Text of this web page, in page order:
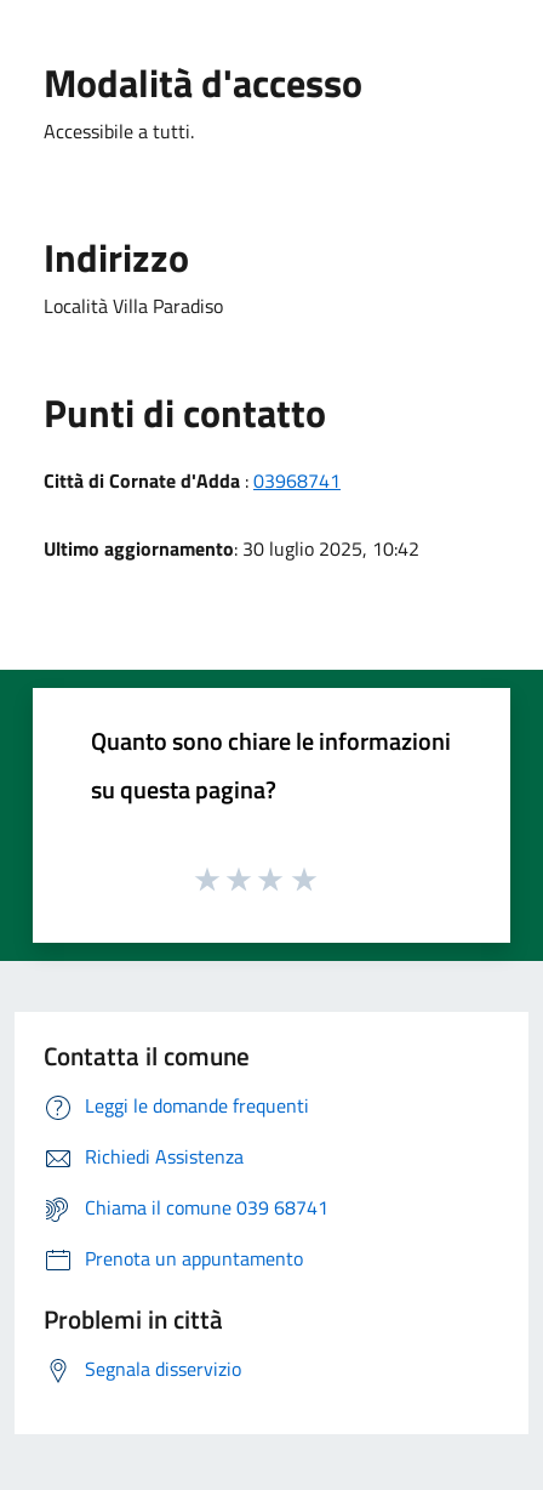
Modalità d'accesso
Accessibile a tutti.
Indirizzo
Località Villa Paradiso
Punti di contatto
Città di Cornate d'Adda :03968741
Ultimo aggiornamento: 30 luglio 2025, 10:42
Quanto sono chiare le informazioni
su questa pagina?
Contatta il comune
Leggi le domande frequenti
Richiedi Assistenza
Chiama il comune 039 68741
Prenota un appuntamento
Problemi in città
Segnala disservizio